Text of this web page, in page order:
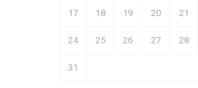
17 18 19 20 21
24 25 26 27 28
31